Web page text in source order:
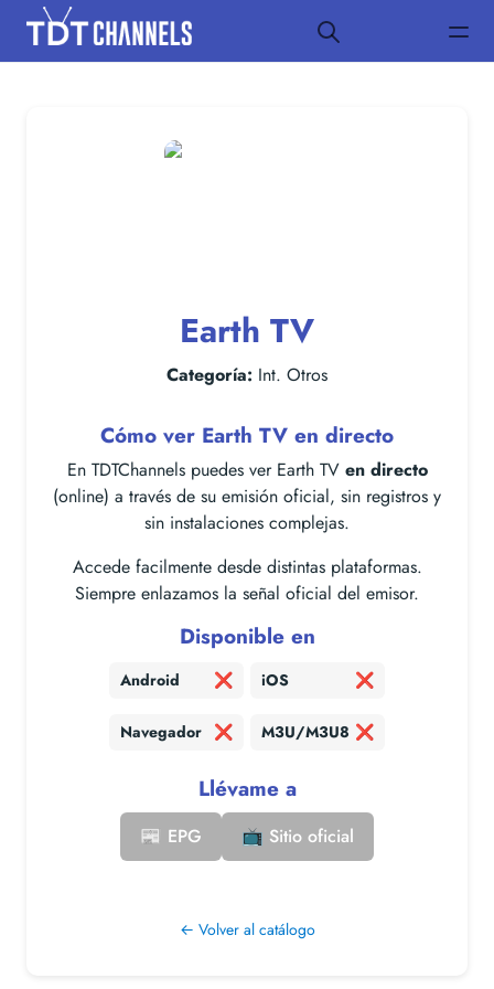
Earth TV
Categoría: Int. Otros
Cómo ver Earth TV en directo
En TDTChannels puedes ver Earth TV en directo
(online) a través de su emisión oficial, sin registros y
sin instalaciones complejas.
Accede facilmente desde distintas plataformas.
Siempre enlazamos la señal oficial del emisor.
Disponible en
Android ❌ iOS ❌
Navegador ❌ M3U/M3U8 ❌
Llévame a
📰 EPG 📺 Sitio oficial
← Volver al catálogo